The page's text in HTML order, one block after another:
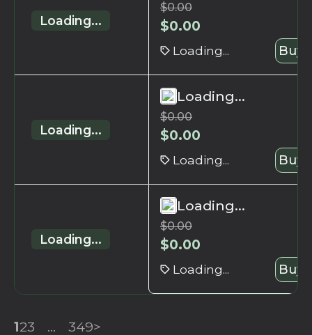
Loading...
$0.00
$0.00
Loading... Buy
Loading...
Loading...
$0.00
$0.00
Loading... Buy
Loading...
Loading...
$0.00
$0.00
Loading... Buy
123 ... 349>